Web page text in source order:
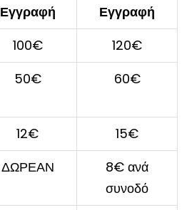
Εγγραφή
Εγγραφή
100€
120€
50€ 60€
12€
15€
ΔΩΡΕΑΝ
8€ ανά
συνοδό